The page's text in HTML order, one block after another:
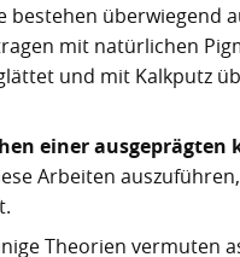
bestehen überwiegend
mit natürlichen
und mit Kalkputz
einer ausgeprägten
Arbeiten
Theorien vermuten